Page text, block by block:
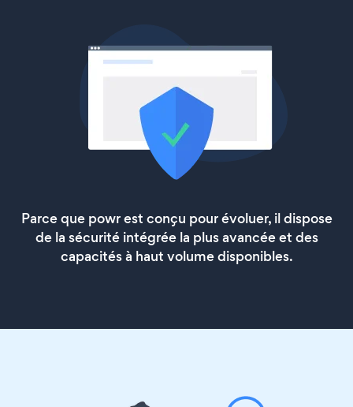
Parce que powr est conçu pour évoluer, il dispose
de la sécurité intégrée la plus avancée et des
capacités à haut volume disponibles.